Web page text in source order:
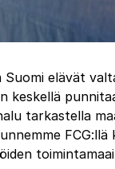
Suomi elävät
keskellä
tarkastella